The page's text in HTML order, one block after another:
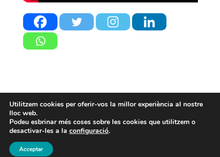
Inici Avís Legal
Política de Privacitat
Contacte
Disseny i Desenvolupament per
Utilitzem cookies per oferir-vos la millor experiència al nostre
lloc web.
Podeu esbrinar més coses sobre les cookies que utilitzem o
desactivar-les a la configuració.
Acceptar